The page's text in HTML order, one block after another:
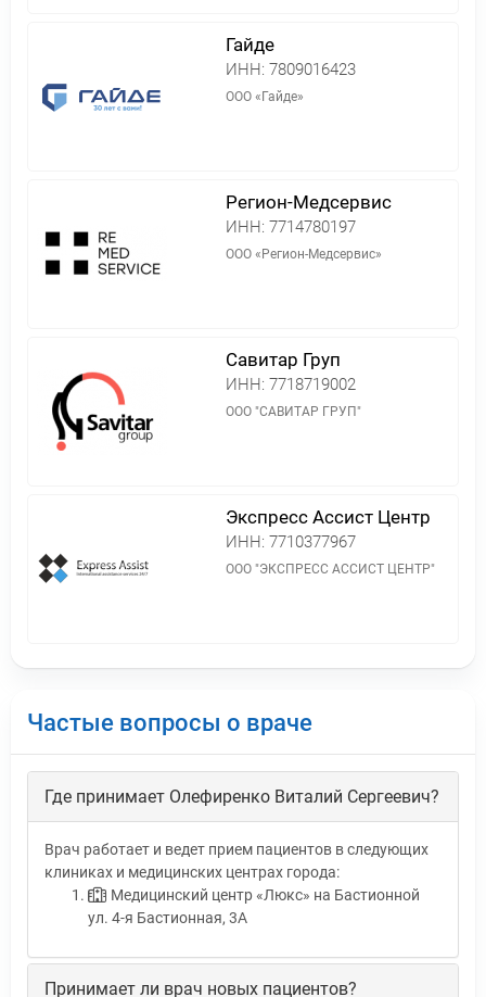
Гайде
ИНН: 7809016423
ООО «Гайде»
Регион-Медсервис
ИНН: 7714780197
ООО «Регион-Медсервис»
Савитар Груп
ИНН: 7718719002
ООО "САВИТАР ГРУП"
Экспресс Ассист Центр
ИНН: 7710377967
ООО "ЭКСПРЕСС АССИСТ ЦЕНТР"
Частые вопросы о враче
Где принимает Олефиренко Виталий Сергеевич?
Врач работает и ведет прием пациентов в следующих
клиниках и медицинских центрах города:
Медицинский центр «Люкс» на Бастионной
ул. 4-я Бастионная, 3А
Принимает ли врач новых пациентов?